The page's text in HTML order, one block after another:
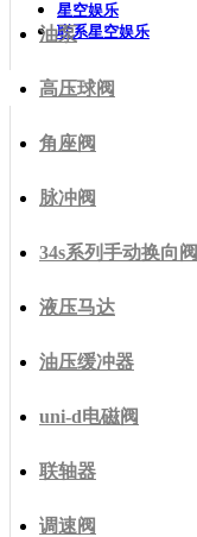
星空娱乐
联系星空娱乐
油泵
高压球阀
角座阀
脉冲阀
34s系列手动换向阀
液压马达
油压缓冲器
uni-d电磁阀
联轴器
调速阀